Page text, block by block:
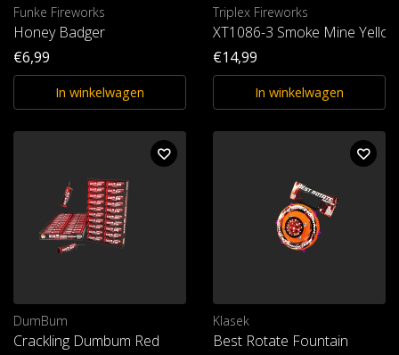
Funke Fireworks
Honey Badger
€6,99
In winkelwagen
Triplex Fireworks
XT1086-3 Smoke Mine
€14,99
In winkelwagen
DumBum
Crackling Dumbum Red
Klasek
Best Rotate Fountain